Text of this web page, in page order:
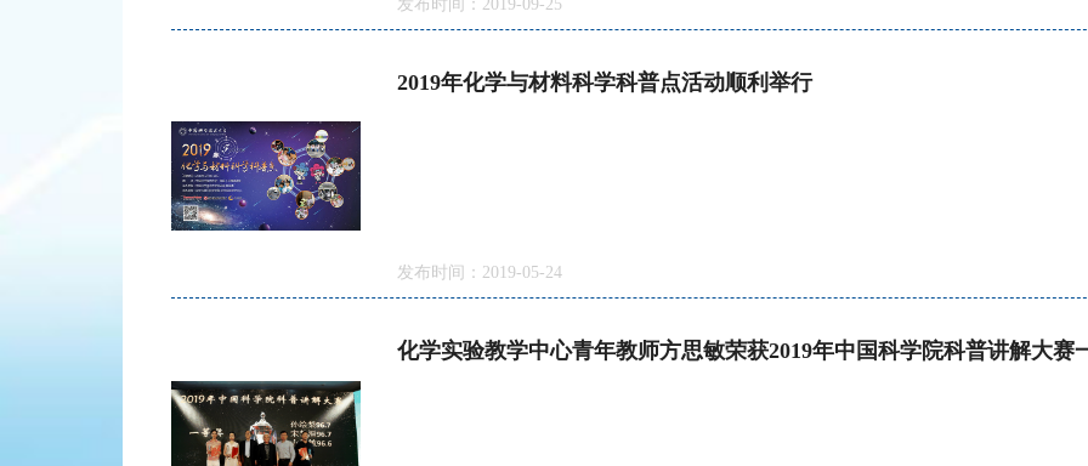
发布时间：2019-09-25
2019年化学与材料科学科普点活动顺利举行
发布时间：2019-05-24
化学实验教学中心青年教师方思敏荣获2019年中国科学院科普讲解大赛